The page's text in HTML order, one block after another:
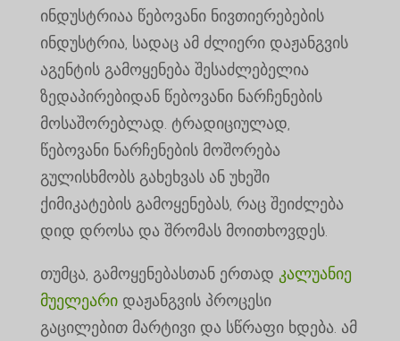
ინდუსტრიაა წებოვანი ნივთიერებების
ინდუსტრია, სადაც ამ ძლიერი დაჟანგვის
აგენტის გამოყენება შესაძლებელია
ზედაპირებიდან წებოვანი ნარჩენების
მოსაშორებლად. ტრადიციულად,
წებოვანი ნარჩენების მოშორება
გულისხმობს გახეხვას ან უხეში
ქიმიკატების გამოყენებას, რაც შეიძლება
დიდ დროსა და შრომას მოითხოვდეს.
თუმცა, გამოყენებასთან ერთად კალუანიე
მუელეარიდაჟანგვის პროცესი
გაცილებით მარტივი და სწრაფი ხდება. ამ